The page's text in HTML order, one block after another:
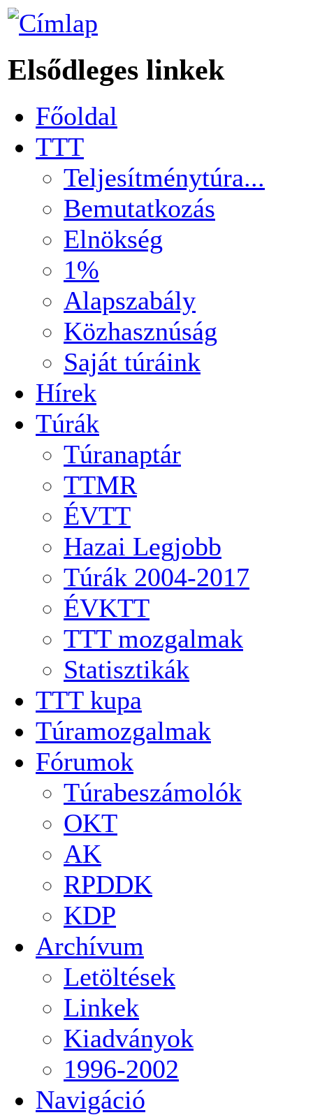
Elsődleges linkek
Főoldal
TTT
Teljesítménytúra...
Bemutatkozás
Elnökség
1%
Alapszabály
Közhasznúság
Saját túráink
Hírek
Túrák
Túranaptár
TTMR
ÉVTT
Hazai Legjobb
Túrák 2004-2017
ÉVKTT
TTT mozgalmak
Statisztikák
TTT kupa
Túramozgalmak
Fórumok
Túrabeszámolók
OKT
AK
RPDDK
KDP
Archívum
Letöltések
Linkek
Kiadványok
1996-2002
Navigáció